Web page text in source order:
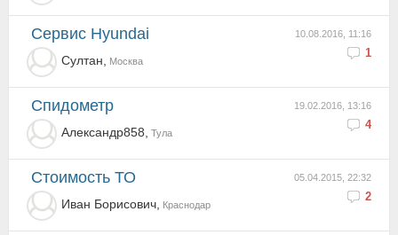
10.08.2016, 11:16
1
Сервис Hyundai
Султан, Москва
19.02.2016, 13:16
4
Спидометр
Александр858, Тула
05.04.2015, 22:32
2
Стоимость ТО
Ивaн Борисович, Краснодар